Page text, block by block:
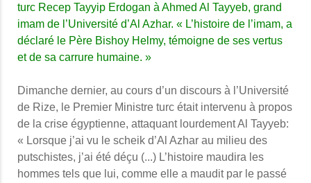
turc Recep Tayyip Erdogan à Ahmed Al Tayyeb, grand
imam de l’Université d’Al Azhar. « L’histoire de l’imam, a
déclaré le Père Bishoy Helmy, témoigne de ses vertus
et de sa carrure humaine. »
Dimanche dernier, au cours d’un discours à l’Université
de Rize, le Premier Ministre turc était intervenu à propos
de la crise égyptienne, attaquant lourdement Al Tayyeb:
« Lorsque j’ai vu le scheik d’Al Azhar au milieu des
putschistes, j’ai été déçu (...) L’histoire maudira les
hommes tels que lui, comme elle a maudit par le passé